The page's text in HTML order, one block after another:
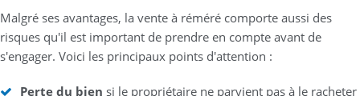
Malgré ses avantages, la vente à réméré comporte aussi des
risques qu'il est important de prendre en compte avant de
s'engager. Voici les principaux points d'attention :
Perte du bien si le propriétaire ne parvient pas à le racheter